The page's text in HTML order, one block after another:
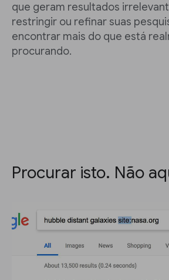
que geram resultados
restringir ou refinar suas
encontrar mais do que está
procurando.
Procurar isto. Não